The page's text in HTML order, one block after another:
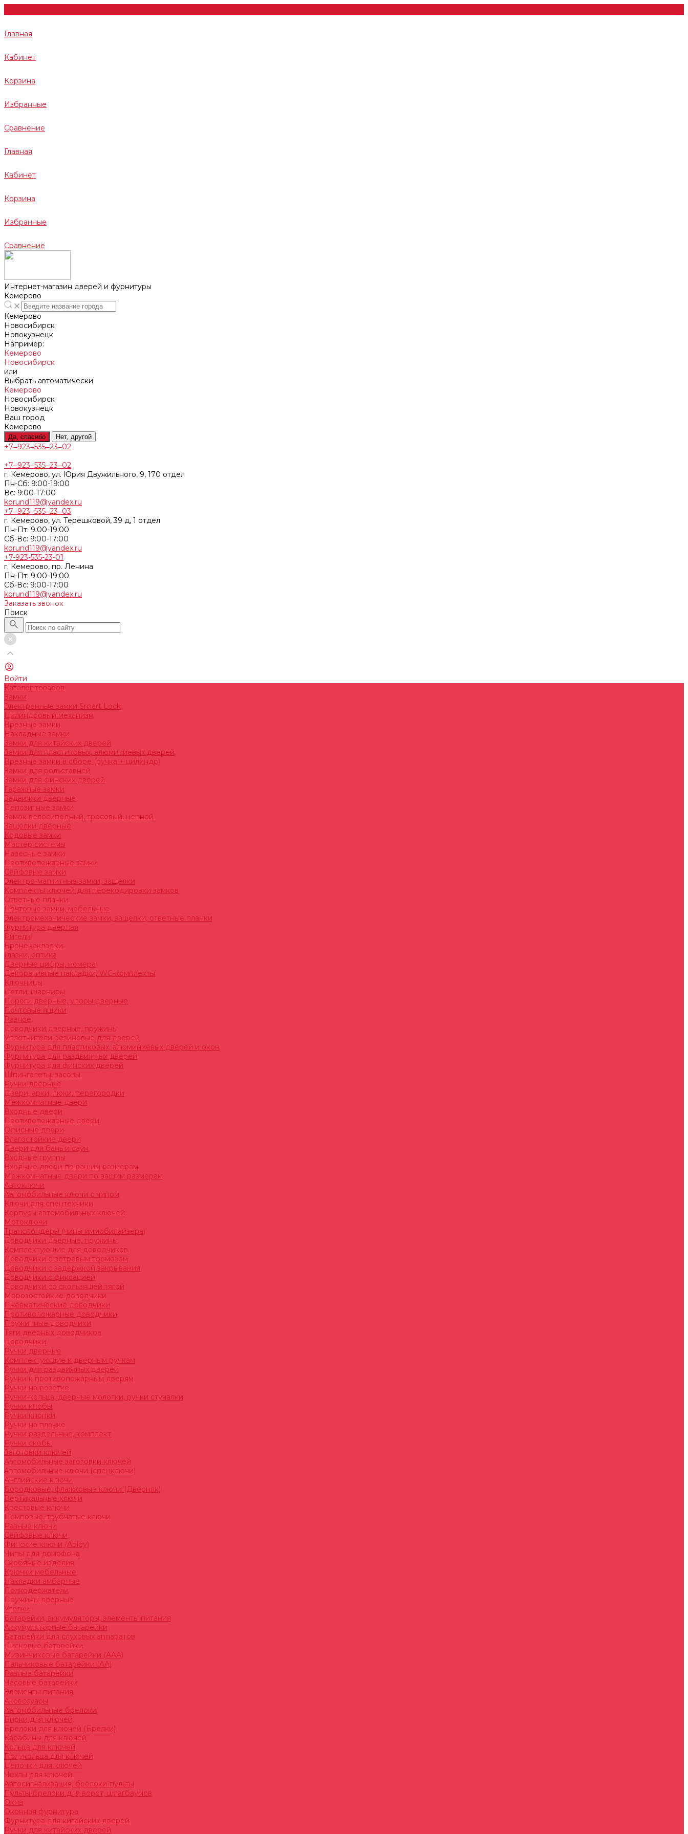
Главная
Кабинет
Корзина
Избранные
Сравнение
Главная
Кабинет
Корзина
Избранные
Сравнение
Интернет-магазин дверей и фурнитуры
Кемерово
Кемерово
Новосибирск
Новокузнецк
Например:
Кемерово
Новосибирск
или
Выбрать автоматически
Кемерово
Новосибирск
Новокузнецк
Ваш город
Кемерово
Да, спасибо Нет, другой
+7‒923‒535‒23‒02
+7‒923‒535‒23‒02
г. Кемерово, ул. Юрия Двужильного, 9, 170 отдел
Пн-Сб: 9:00-19:00
Вс: 9:00-17:00
korund119@yandex.ru
+7‒923‒535‒23‒03
г. Кемерово, ул. Терешковой, 39 д, 1 отдел
Пн-Пт: 9:00-19:00
Cб-Вс: 9:00-17:00
korund119@yandex.ru
+7-923-535-23-01
г. Кемерово, пр. Ленина
Пн-Пт: 9:00-19:00
Cб-Вс: 9:00-17:00
korund119@yandex.ru
Заказать звонок
Поиск
Войти
Каталог товаров
Замки
Электронные замки Smart Lock
Цилиндровый механизм
Врезные замки
Накладные замки
Замки для китайских дверей
Замки для пластиковых, алюминиевых дверей
Врезные замки в сборе (ручка + цилиндр)
Замки для рольставней
Замки для финских дверей
Гаражные замки
Задвижки дверные
Депозитные замки
Замок велосипедный, тросовый, цепной
Защелки дверные
Кодовые замки
Мастер системы
Навесные замки
Противопожарные замки
Сейфовые замки
Электро-магнитные замки, защелки
Комплекты ключей для перекодировки замков
Ответные планки
Почтовые замки, мебельные
Электромеханические замки, защелки, ответные планки
Фурнитура дверная
Ригели
Броненакладки
Глазки, оптика
Дверные цифры, номера
Декоративные накладки, WC-комплекты
Ключницы
Петли, шарниры
Пороги дверные, упоры дверные
Почтовые ящики
Разное
Доводчики дверные, пружины
Уплотнители резиновые для дверей
Фурнитура для пластиковых, алюминиевых дверей и окон
Фурнитура для раздвижных дверей
Фурнитура для финских дверей
Шпингалеты, засовы
Ручки дверные
Двери, арки, люки, перегородки
Межкомнатные двери
Входные двери
Противопожарные двери
Офисные двери
Влагостойкие двери
Двери для бань и саун
Входные группы
Входные двери по вашим размерам
Межкомнатные двери по вашим размерам
Автоключи
Автомобильные ключи с чипом
Ключи для спецтехники
Корпусы автомобильных ключей
Мотоключи
Транспондеры (чипы иммобилайзера)
Доводчики дверные, пружины
Комплектующие для доводчиков
Доводчики с ветровым тормозом
Доводчики с задержкой закрывания
Доводчики с фиксацией
Доводчики со скользящей тягой
Морозостойкие доводчики
Пневматические доводчики
Противопожарные доводчики
Пружинные доводчики
Тяги дверных доводчиков
Доводчики
Ручки дверные
Комплектующие к дверным ручкам
Ручки для раздвижных дверей
Ручки к противопожарным дверям
Ручки на розетке
Ручки-кольца, дверные молотки, ручки стучалки
Ручки кнобы
Ручки кнопки
Ручки на планке
Ручки раздельные, комплект
Ручки скобы
Заготовки ключей
Автомобильные заготовки ключей
Автомобильные ключи (спецключи)
Английские ключи
Бородковые, флажковые ключи (Дверняк)
Вертикальные ключи
Крестовые ключи
Помповые, трубчатые ключи
Разные ключи
Сейфовые ключи
Финские ключи (Abloy)
Чипы для домофона
Скобяные изделия
Крючки мебельные
Накладки амбарные
Полкодержатели
Пружины дверные
Уголки
Батарейки, аккумуляторы, элементы питания
Аккумуляторные батарейки
Батарейки для слуховых аппаратов
Дисковые батарейки
Мизинчиковые батарейки (AAA)
Пальчиковые батарейки (AA)
Разные батарейки
Часовые батарейки
Элементы питания
Аксессуары
Автомобильные брелоки
Бирки для ключей
Брелоки для ключей (Брелки)
Карабины для ключей
Кольца для ключей
Полукольца для ключей
Цепочки для ключей
Чехлы для ключей
Автосигнализация, брелоки-пульты
Пульты-брелоки для ворот, шлагбаумов
Окна
Оконная фурнитура
Фурнитура для китайских дверей
Ручки для китайских дверей